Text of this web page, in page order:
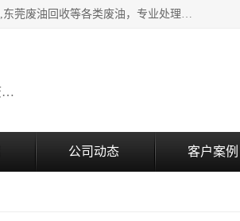
本公司高价废油回收：东莞回收废油,东莞回收废乙脂胶水,东莞回收废溶剂,东莞回收废乙脂,东莞废油回收等各类废油，专业处理从事化工产品研发与销售的综合型高科技服务性企业。我公司自成立以来，一直秉承“科技创新，立足诚信，感恩于心”的理念，力求设计与客户合作共赢的局面。在广大新老客户的大力支持下，我公司员工经过不懈努力，公司已快速发展成为国内知名化工企业。
本公司高价废油回收：回收废机油、废液压油回收、废重油、废食用油回收、废导热油、废、废油漆、废UV光油、废清、废白矿油、废变压器油
公司动态 客户案例